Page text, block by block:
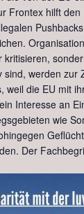
Frontex hilft
kritisieren,
sind, werden zur
weil die EU mit
Interesse an
wie
Der